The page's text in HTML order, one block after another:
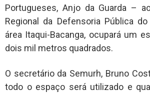
Portugueses, Anjo da Guarda –
Regional da Defensoria Pública
área Itaqui-Bacanga, ocupará um
dois mil metros quadrados.
O secretário da Semurh, Bruno
todo o espaço será utilizado e